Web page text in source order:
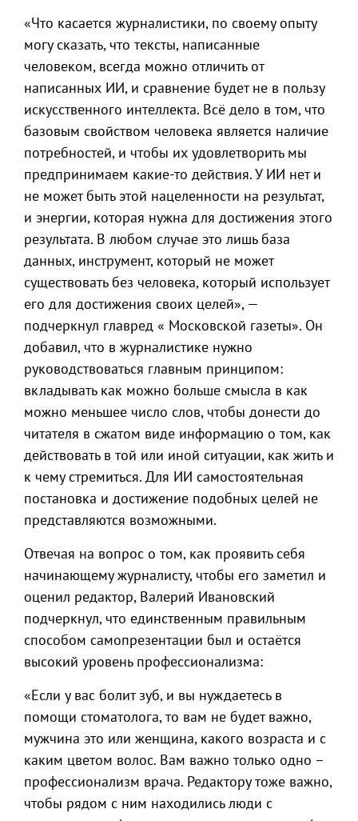
«Что касается журналистики, по своему опыту
могу сказать, что тексты, написанные
человеком, всегда можно отличить от
написанных ИИ, и сравнение будет не в пользу
искусственного интеллекта. Всё дело в том, что
базовым свойством человека является наличие
потребностей, и чтобы их удовлетворить мы
предпринимаем какие-то действия. У ИИ нет и
не может быть этой нацеленности на результат,
и энергии, которая нужна для достижения этого
результата. В любом случае это лишь база
данных, инструмент, который не может
существовать без человека, который использует
его для достижения своих целей», —
подчеркнул главред « Московской газеты». Он
добавил, что в журналистике нужно
руководствоваться главным принципом:
вкладывать как можно больше смысла в как
можно меньшее число слов, чтобы донести до
читателя в сжатом виде информацию о том, как
действовать в той или иной ситуации, как жить и
к чему стремиться. Для ИИ самостоятельная
постановка и достижение подобных целей не
представляются возможными.
Отвечая на вопрос о том, как проявить себя
начинающему журналисту, чтобы его заметил и
оценил редактор, Валерий Ивановский
подчеркнул, что единственным правильным
способом самопрезентации был и остаётся
высокий уровень профессионализма:
«Если у вас болит зуб, и вы нуждаетесь в
помощи стоматолога, то вам не будет важно,
мужчина это или женщина, какого возраста и с
каким цветом волос. Вам важно только одно –
профессионализм врача. Редактору тоже важно,
чтобы рядом с ним находились люди с